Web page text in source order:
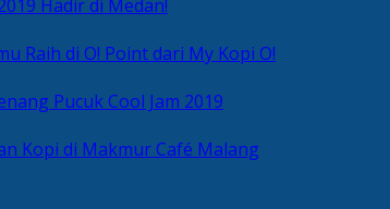
Hadir di Medan!
Raih di O! Point dari My Kopi O!
Pucuk Cool Jam 2019
Kopi di Makmur Café Malang